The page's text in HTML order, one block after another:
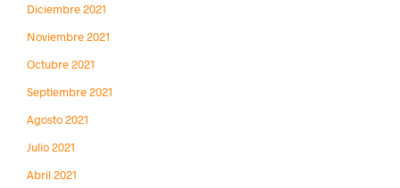
Diciembre 2021
Noviembre 2021
Octubre 2021
Septiembre 2021
Agosto 2021
Julio 2021
Abril 2021